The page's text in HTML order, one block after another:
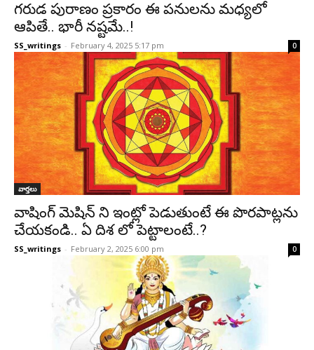
గరుడ పురాణం ప్రకారం ఈ పనులను మధ్యలో
ఆపితే.. భారీ నష్టమే..!
SS_writings - February 4, 2025 5:17 pm 0
వార్తలు
వాషింగ్ మెషిన్ ని ఇంట్లో పెడుతుంటే ఈ పొరపాట్లను
చేయకండి.. ఏ దిశ లో పెట్టాలంటే..?
SS_writings - February 2, 2025 6:00 pm 0